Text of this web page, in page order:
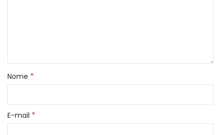
Nome *
E-mail *